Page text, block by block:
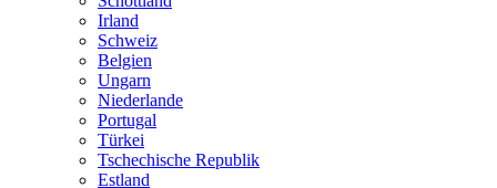
Irland
Schweiz
Belgien
Ungarn
Niederlande
Portugal
Türkei
Tschechische Republik
Estland